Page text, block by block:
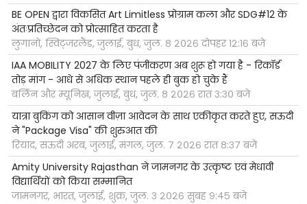
BE OPEN द्वारा विकसित Art Limitless प्रोग्राम कला और SDG#12 के
अंतःप्रतिच्छेदन को प्रोत्साहित करता है
लुगानो, स्विट्जरलैंड, जुलाई, बुध, जुल. ८ २०२६ दोपहर १२:१६ बजे
IAA MOBILITY 2027 के लिए पंजीकरण अब शुरू हो गया है - रिकॉर्ड
तोड़ मांग - आधे से अधिक स्थान पहले ही बुक हो चुके हैं
बर्लिन और म्यूनिख, जुलाई, बुध, जुल. ८ २०२६ रात ३:३० बजे
यात्रा बुकिंग को आसान वीज़ा आवेदन के साथ एकीकृत करते हुए, सऊदी
ने "Package Visa" की शुरुआत की
रियाद, सऊदी अरब, जुलाई, मंगल, जुल. ७ २०२६ रात ८:३७ बजे
Amity University Rajasthan ने जामनगर के उत्कृष्ट एवं मेधावी
विद्यार्थियों को किया सम्मानित
जामनगर, भारत, जुलाई, शुक्र, जुल. ३ २०२६ सुबह ९:४५ बजे